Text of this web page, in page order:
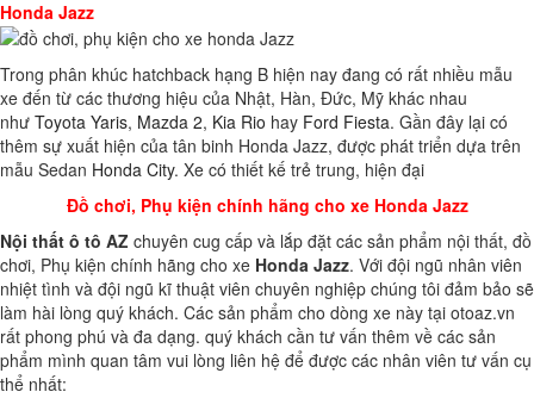
Honda Jazz
Trong phân khúc hatchback hạng B hiện nay đang có rất nhiều mẫu
xe đến từ các thương hiệu của Nhật, Hàn, Đức, Mỹ khác nhau
như Toyota Yaris, Mazda 2, Kia Rio hay Ford Fiesta. Gần đây lại có
thêm sự xuất hiện của tân binh Honda Jazz, được phát triển dựa trên
mẫu Sedan Honda City. Xe có thiết kế trẻ trung, hiện đại
Đồ chơi, Phụ kiện chính hãng cho xe Honda Jazz
Nội thất ô tô AZ chuyên cug cấp và lắp đặt các sản phẩm nội thất, đồ
chơi, Phụ kiện chính hãng cho xe Honda Jazz. Với đội ngũ nhân viên
nhiệt tình và đội ngũ kĩ thuật viên chuyên nghiệp chúng tôi đảm bảo sẽ
làm hài lòng quý khách. Các sản phẩm cho dòng xe này tại otoaz.vn
rất phong phú và đa dạng. quý khách cần tư vấn thêm về các sản
phẩm mình quan tâm vui lòng liên hệ để được các nhân viên tư vấn cụ
thể nhất: